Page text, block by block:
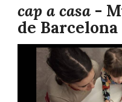
cap a casa -
de